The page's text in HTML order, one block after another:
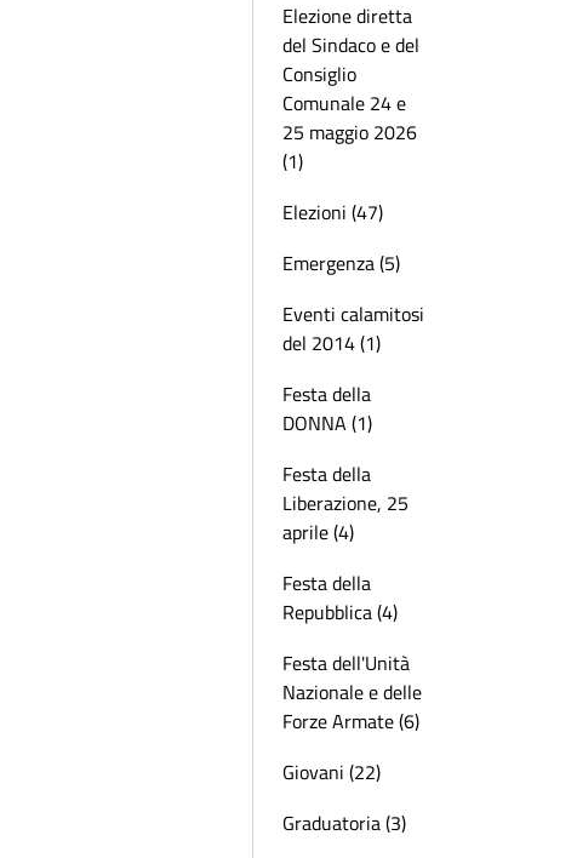
Elezione diretta
del Sindaco e del
Consiglio
Comunale 24 e
25 maggio 2026
(1)
Elezioni (47)
Emergenza (5)
Eventi calamitosi
del 2014 (1)
Festa della
DONNA (1)
Festa della
Liberazione, 25
aprile (4)
Festa della
Repubblica (4)
Festa dell'Unità
Nazionale e delle
Forze Armate (6)
Giovani (22)
Graduatoria (3)